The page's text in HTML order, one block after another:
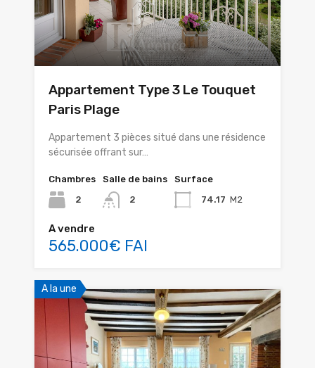
Appartement Type 3 Le Touquet
Paris Plage
Appartement 3 pièces situé dans une résidence
sécurisée offrant sur…
Chambres
2
Salle de bains
2
Surface
74.17 M2
A vendre
565.000€ FAI
A la une